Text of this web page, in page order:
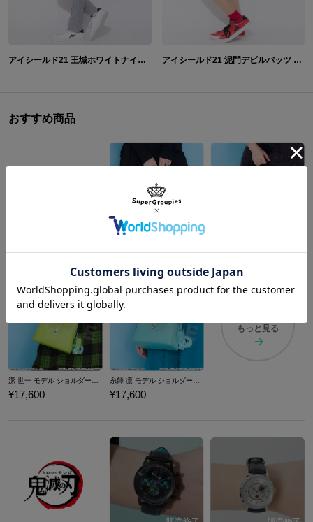
アイシールド21 王城ホワイトナイツ モデル リュック&スニーカー&腕時計 アイシールド21 泥門デビルバッツ モデル リュック&スニーカー&腕時計
おすすめ商品
¥17,600 ¥17,600
もっと見る